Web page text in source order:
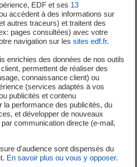
et aux alentours de l'écluse
avec l’externe (associations,
du barrage de la Rance en cas
et estuaire de la Rance,
sur l’aménagement de
l’Orne
Bac + 2 ou équivalent
permis B
EDF et ses 13
accèdent à des informations sur
autres traceurs) et traitent des
pages consultées) avec votre
navigation sur les sites edf.fr.
enrichies des données de nos outils
permettent de réaliser des
connaissance client) ou
(services adaptés à vos
publicités et contenu
la performance des publicités, du
et développer de nouveaux
communication directe (e-mail,
d'audience sont dispensés du
En savoir plus ou vous y opposer.